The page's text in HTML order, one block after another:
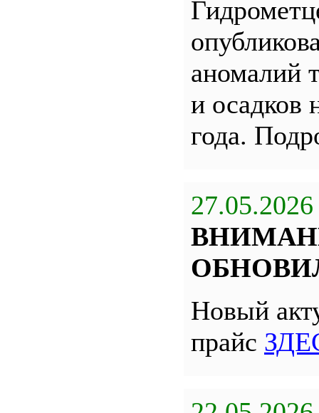
аномалий
и осадков
года.
27.05.2026
Новый
прайс